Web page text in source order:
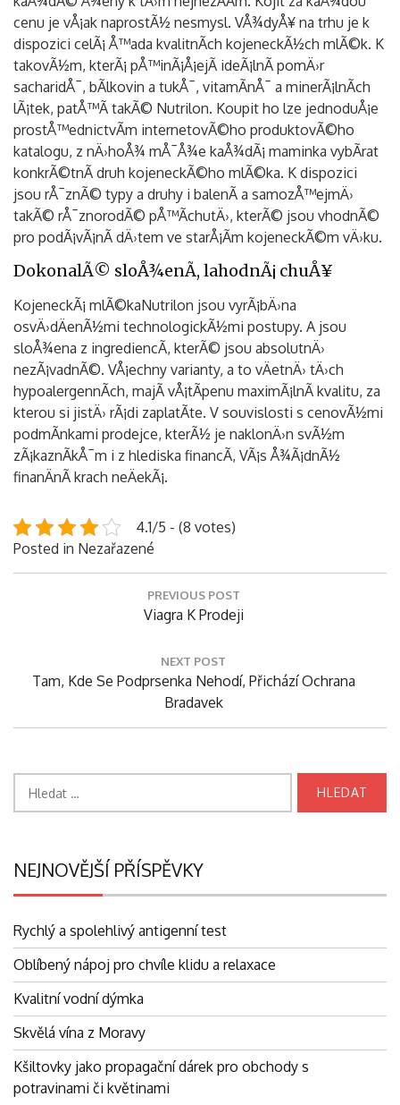
Vyhledávání
cenu je vÅ¡ak naprostÃ½ nesmysl. VÅ¾dyÅ¥ na trhu je k
dispozici celÃ¡ Å™ada kvalitnÃ­ch kojeneckÃ½ch mlÃ©k. K
takovÃ½m, kterÃ¡ pÅ™inÃ¡Å¡ejÃ­ ideÃ¡lnÃ­ pomÄ›r
sacharidÅ¯, bÃ­lkovin a tukÅ¯, vitamÃ­nÅ¯ a minerÃ¡lnÃ­ch
lÃ¡tek, patÅ™Ã­ takÃ© Nutrilon. Koupit ho lze jednoduÅ¡e
prostÅ™ednictvÃ­m internetovÃ©ho produktovÃ©ho
katalogu, z nÄ›hoÅ¾ mÅ¯Å¾e kaÅ¾dÃ¡ maminka vybÃ­rat
konkrÃ©tnÃ­ druh kojeneckÃ©ho mlÃ©ka. K dispozici
jsou rÅ¯znÃ© typy a druhy i balenÃ­ a samozÅ™ejmÄ›
takÃ© rÅ¯znorodÃ© pÅ™Ã­chutÄ›, kterÃ© jsou vhodnÃ©
pro podÃ¡vÃ¡nÃ­ dÄ›tem ve starÅ¡Ã­m kojeneckÃ©m vÄ›ku.
DokonalÃ© sloÅ¾enÃ­, lahodnÃ¡ chuÅ¥
KojeneckÃ¡ mlÃ©kaNutrilon jsou vyrÃ¡bÄ›na
osvÄ›dÄenÃ½mi technologickÃ½mi postupy. A jsou
sloÅ¾ena z ingrediencÃ­, kterÃ© jsou absolutnÄ›
nezÃ¡vadnÃ©. VÅ¡echny varianty, a to vÄetnÄ› tÄ›ch
hypoalergennÃ­ch, majÃ­ vÅ¡tÃ­penu maximÃ¡lnÃ­ kvalitu, za
kterou si jistÄ› rÃ¡di zaplatÃ­te. V souvislosti s cenovÃ½mi
podmÃ­nkami prodejce, kterÃ½ je naklonÄ›n svÃ½m
zÃ¡kaznÃ­kÅ¯m i z hlediska financÃ­, VÃ¡s Å¾Ã¡dnÃ½
finanÄnÃ­ krach neÄekÃ¡.
4.1/5 - (8 votes)
Posted in Nezařazené
PREVIOUS POST
Previous
Viagra K Prodeji
NEXT POST
Next
Tam, Kde Se Podprsenka Nehodí, Přichází Ochrana
Bradavek
NEJNOVĚJŠÍ PŘÍSPĚVKY
Rychlý a spolehlivý antigenní test
Oblíbený nápoj pro chvíle klidu a relaxace
Kvalitní vodní dýmka
Skvělá vína z Moravy
Kšiltovky jako propagační dárek pro obchody s
potravinami či květinami